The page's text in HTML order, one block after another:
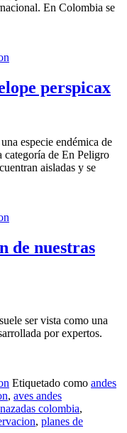
En Colombia se
perspicax
especie endémica de
categoría de En Peligro
aisladas y se
de nuestras
ser vista como una
por expertos.
Etiquetado como andes
, aves andes
colombia,
, planes de